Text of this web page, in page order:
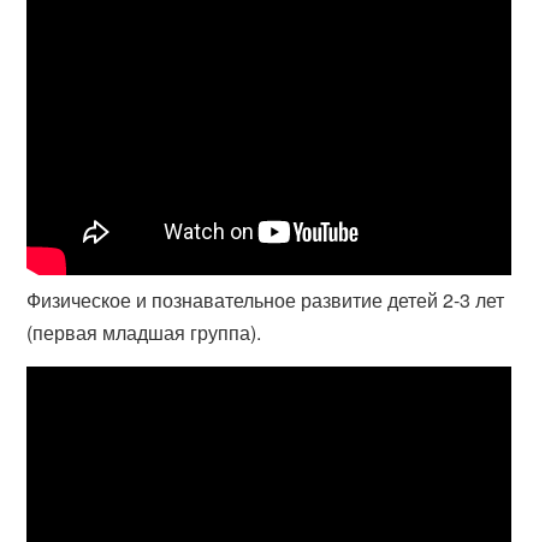
Физическое и познавательное развитие детей 2-3 лет
(первая младшая группа).